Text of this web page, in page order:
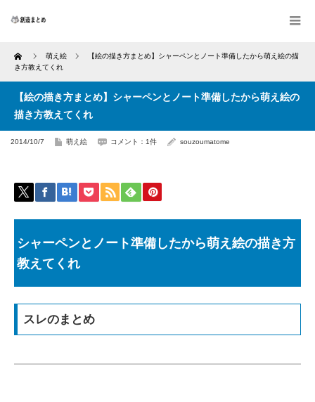
Home 萌え絵
【絵の描き方まとめ】シャーペンとノート準備したから萌え絵の描
き方教えてくれ
【絵の描き方まとめ】シャーペンとノート準備したから萌え絵の
描き方教えてくれ
2014/10/7 萌え絵 コメント：1件 souzoumatome
シャーペンとノート準備したから萌え絵の描き方
教えてくれ
スレのまとめ